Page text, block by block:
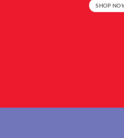
SHOP